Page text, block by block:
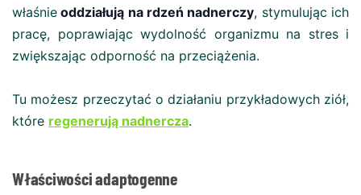
właśnie oddziałują na rdzeń nadnerczy, stymulując ich
pracę, poprawiając wydolność organizmu na stres i
zwiększając odporność na przeciążenia.
Tu możesz przeczytać o działaniu przykładowych ziół,
które regenerują nadnercza.
Właściwości adaptogenne